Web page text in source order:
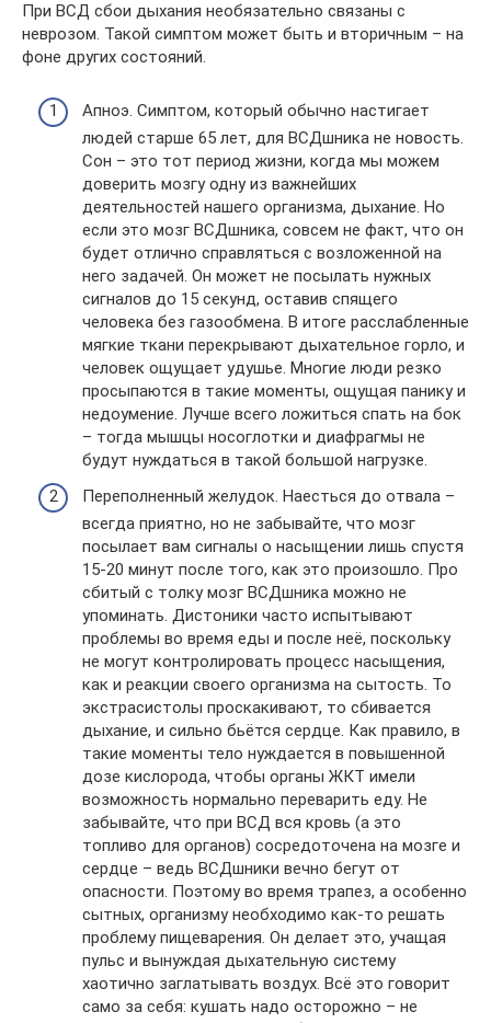
При ВСД сбои дыхания необязательно связаны с
неврозом. Такой симптом может быть и вторичным – на
фоне других состояний.
Апноэ. Симптом, который обычно настигает
людей старше 65 лет, для ВСДшника не новость.
Сон – это тот период жизни, когда мы можем
доверить мозгу одну из важнейших
деятельностей нашего организма, дыхание. Но
если это мозг ВСДшника, совсем не факт, что он
будет отлично справляться с возложенной на
него задачей. Он может не посылать нужных
сигналов до 15 секунд, оставив спящего
человека без газообмена. В итоге расслабленные
мягкие ткани перекрывают дыхательное горло, и
человек ощущает удушье. Многие люди резко
просыпаются в такие моменты, ощущая панику и
недоумение. Лучше всего ложиться спать на бок
– тогда мышцы носоглотки и диафрагмы не
будут нуждаться в такой большой нагрузке.
Переполненный желудок. Наесться до отвала –
всегда приятно, но не забывайте, что мозг
посылает вам сигналы о насыщении лишь спустя
15-20 минут после того, как это произошло. Про
сбитый с толку мозг ВСДшника можно не
упоминать. Дистоники часто испытывают
проблемы во время еды и после неё, поскольку
не могут контролировать процесс насыщения,
как и реакции своего организма на сытость. То
экстрасистолы проскакивают, то сбивается
дыхание, и сильно бьётся сердце. Как правило, в
такие моменты тело нуждается в повышенной
дозе кислорода, чтобы органы ЖКТ имели
возможность нормально переварить еду. Не
забывайте, что при ВСД вся кровь (а это
топливо для органов) сосредоточена на мозге и
сердце – ведь ВСДшники вечно бегут от
опасности. Поэтому во время трапез, а особенно
сытных, организму необходимо как-то решать
проблему пищеварения. Он делает это, учащая
пульс и вынуждая дыхательную систему
хаотично заглатывать воздух. Всё это говорит
само за себя: кушать надо осторожно – не